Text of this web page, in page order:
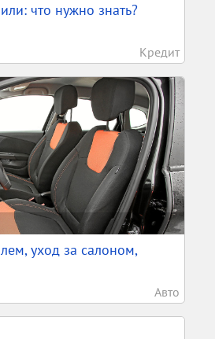
что нужно знать?
Кредит
уход за салоном,
Авто